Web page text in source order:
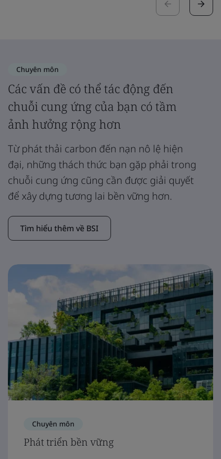
Chuyên môn
Các vấn đề có thể tác động đến
chuỗi cung ứng của bạn có tầm
ảnh hưởng rộng hơn
Từ phát thải carbon đến nạn nô lệ hiện
đại, những thách thức bạn gặp phải trong
chuỗi cung ứng cũng cần được giải quyết
để xây dựng tương lai bền vững hơn.
Tìm hiểu thêm về BSI
Chuyên môn
Phát triển bền vững